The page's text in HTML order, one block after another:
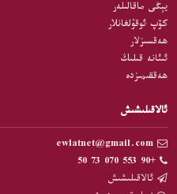
يېڭى ماقالىلەر
كۆپ ئوقۇلغانلار
ھەقسىزلار
ئىئانە قىلىڭ
ھەققىمىزدە
ئالاقىلىشىش
+90 553 070 73 50
ئالاقىلىشىش